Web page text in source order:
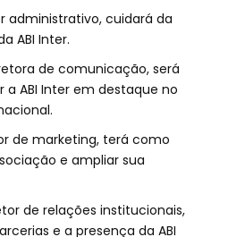
administrativo, cuidará da
ABI Inter.
de comunicação, será
ABI Inter em destaque no
de marketing, terá como
e ampliar sua
de relações institucionais,
e a presença da ABI